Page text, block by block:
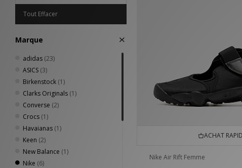
Tout Effacer
Marque
adidas (23)
ASICS (3)
Birkenstock (1)
Clarks Originals (1)
Converse (2)
Crocs (1)
Havaianas (1)
Keen (2)
New Balance (1)
Nike (6)
ACHAT
Nike Air Rift Femme